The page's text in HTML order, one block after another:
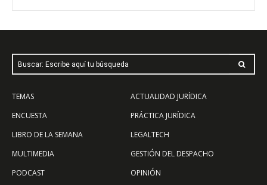
Buscar: Escribe aquí tu búsqueda
TEMAS
ENCUESTA
LIBRO DE LA SEMANA
MULTIMEDIA
PODCAST
ACTUALIDAD JURÍDICA
PRÁCTICA JURÍDICA
LEGALTECH
GESTIÓN DEL DESPACHO
OPINIÓN